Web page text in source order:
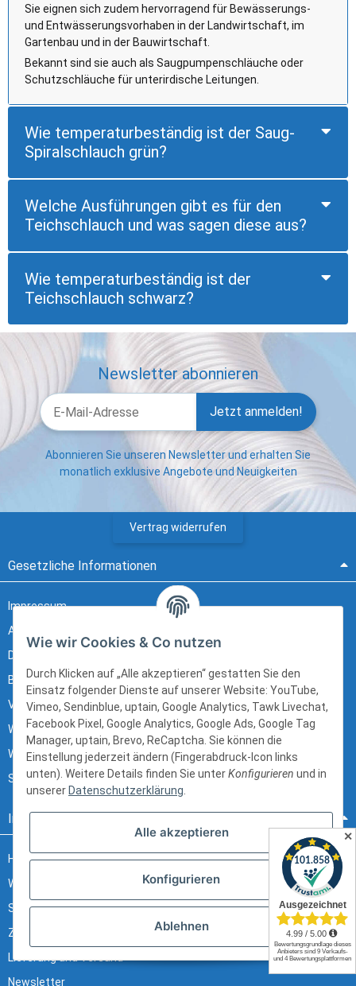
Sie eignen sich zudem hervorragend für Bewässerungs-
und Entwässerungsvorhaben in der Landwirtschaft, im
Gartenbau und in der Bauwirtschaft.
Bekannt sind sie auch als Saugpumpenschläuche oder
Schutzschläuche für unterirdische Leitungen.
Wie temperaturbeständig ist der Saug-
Spiralschlauch grün?
Welche Ausführungen gibt es für den
Teichschlauch und was sagen diese aus?
Wie temperaturbeständig ist der
Teichschlauch schwarz?
Newsletter abonnieren
Jetzt anmelden!
Abonnieren Sie unseren Newsletter und erhalten Sie
monatlich exklusive Angebote und Neuigkeiten
Vertrag widerrufen
Gesetzliche Informationen
Impressum
AGB
Datenschutz
Batteriehinweis
Verpackungshinweise
Widerrufsrecht
Widerrufsrecht (B2B)
Sitemap
Informationen
Häufig gestellte Fragen
Wir über uns
Stellenangebote
Zahlungsmöglichkeiten
Lieferung und Versand
Newsletter
Wie wir Cookies & Co nutzen
Durch Klicken auf „Alle akzeptieren“ gestatten Sie den
Einsatz folgender Dienste auf unserer Website: YouTube,
Vimeo, Sendinblue, uptain, Google Analytics, Tawk Livechat,
Facebook Pixel, Google Analytics, Google Ads, Google Tag
Manager, uptain, Brevo, ReCaptcha. Sie können die
Einstellung jederzeit ändern (Fingerabdruck-Icon links
unten). Weitere Details finden Sie unterKonfigurieren und in
unserer Datenschutzerklärung.
Alle akzeptieren
Konfigurieren
Ablehnen
✕